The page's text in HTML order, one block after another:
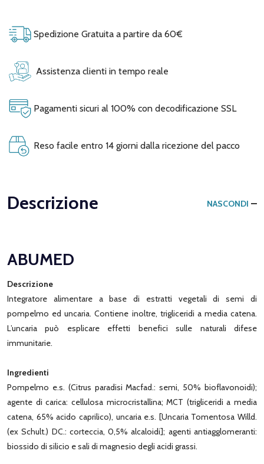
Spedizione Gratuita a partire da 60€
Assistenza clienti in tempo reale
Pagamenti sicuri al 100% con decodificazione SSL
Reso facile entro 14 giorni dalla ricezione del pacco
Descrizione NASCONDI
ABUMED
Descrizione
Integratore alimentare a base di estratti vegetali di semi di
pompelmo ed uncaria. Contiene inoltre, trigliceridi a media catena.
L’uncaria può esplicare effetti benefici sulle naturali difese
immunitarie.
Ingredienti
Pompelmo e.s. (Citrus paradisi Macfad.: semi, 50% bioflavonoidi);
agente di carica: cellulosa microcristallina; MCT (trigliceridi a media
catena, 65% acido caprilico), uncaria e.s. [Uncaria Tomentosa Willd.
(ex Schult.) DC.: corteccia, 0,5% alcaloidi]; agenti antiagglomeranti:
biossido di silicio e sali di magnesio degli acidi grassi.